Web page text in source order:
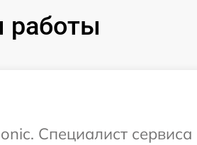
работы
Специалист